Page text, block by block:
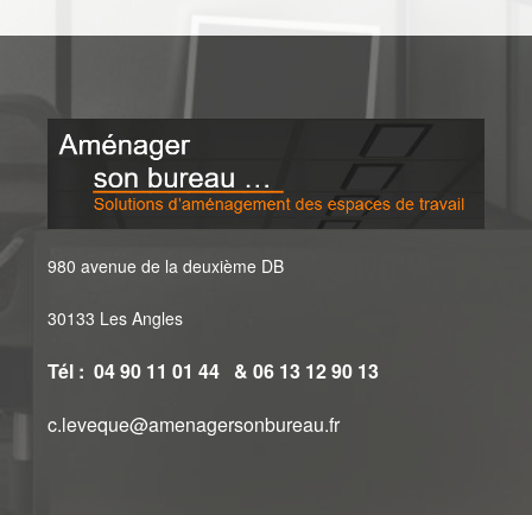
980 avenue de la deuxième DB
30133 Les Angles
Tél : 04 90 11 01 44 & 06 13 12 90 13
c.leveque@amenagersonbureau.fr